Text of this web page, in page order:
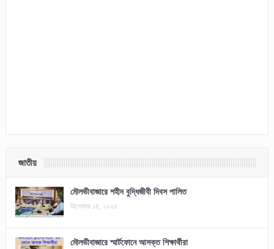
জাতীয়
মৌলভীবাজারে শহীদ বুদ্ধিজীবী দিবস পালিত
ডিসেম্বর ১৪, ২০২৪
মৌলভীবাজারে স্মার্টফোনে আসক্ত শিক্ষার্থীরা